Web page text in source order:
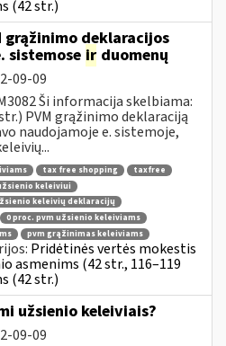
(42 str.)
grąžinimo deklaracijos
sistemose ir duomenų
09-09
Ši informacija skelbiama:
PVM grąžinimo deklaraciją
naudojamoje e. sistemoje,
tax free shopping
taxfree
keleiviui
keleivių deklaracijų
0 proc. pvm užsienio keleiviams
pvm grąžinimas keleiviams
Pridėtinės vertės mokestis
asmenims (42 str., 116–119
(42 str.)
užsienio keleiviais?
09-09